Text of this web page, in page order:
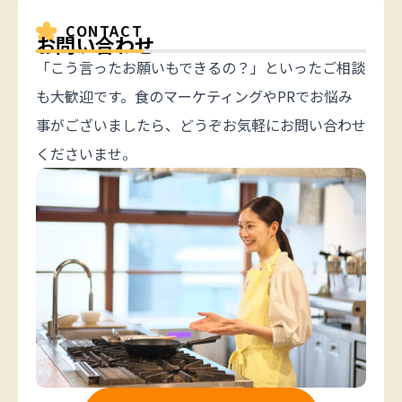
CONTACT
お問い合わせ
「こう言ったお願いもできるの？」といったご相談
も大歓迎です。食のマーケティングやPRでお悩み
事がございましたら、どうぞお気軽にお問い合わせ
くださいませ。